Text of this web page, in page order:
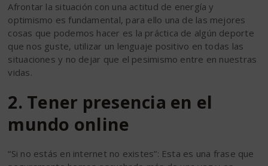
Afrontar la situación con una actitud de energía y
optimismo es fundamental, para ello una de las mejores
cosas que podemos hacer es la práctica de algún deporte
que nos guste, utilizar un lenguaje positivo en todas las
situaciones y no dejar que el pesimismo entre en nuestras
vidas.
2. Tener presencia en el
mundo online
“Si no estás en internet no existes”: Esta es una frase que